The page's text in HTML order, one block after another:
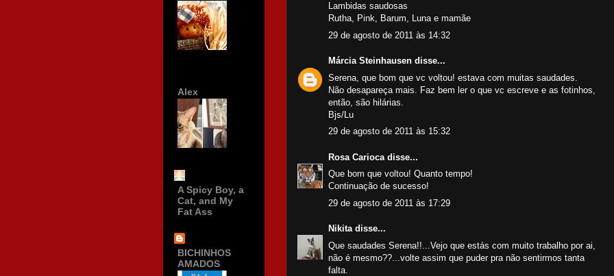
Lambidas saudosas
Rutha, Pink, Barum, Luna e mamãe
29 de agosto de 2011 às 14:32
Márcia Steinhausen disse...
Serena, que bom que vc voltou! estava com muitas saudades.
Não desapareça mais. Faz bem ler o que vc escreve e as fotinhos,
então, são hilárias.
Bjs/Lu
29 de agosto de 2011 às 15:32
Rosa Carioca disse...
Que bom que voltou! Quanto tempo!
Continuação de sucesso!
29 de agosto de 2011 às 17:29
Nikitadisse...
Que saudades Serena!!...Vejo que estás com muito trabalho por ai,
não é mesmo??...volte assim que puder pra não sentirmos tanta
falta.
Alex
A Spicy Boy, a
Cat, and My
Fat Ass
BICHINHOS
AMADOS